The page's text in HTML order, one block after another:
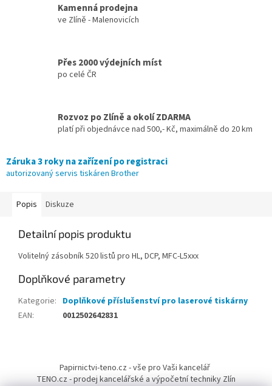
Kamenná prodejna
ve Zlíně - Malenovicích
Přes 2000 výdejních míst
po celé ČR
Rozvoz po Zlíně a okolí ZDARMA
platí při objednávce nad 500,- Kč, maximálně do 20 km
Záruka 3 roky na zařízení po registraci
autorizovaný servis tiskáren Brother
Popis Diskuze
Detailní popis produktu
Volitelný zásobník 520 listů pro HL, DCP, MFC-L5xxx
Doplňkové parametry
Kategorie: Doplňkové příslušenství pro laserové tiskárny
EAN: 0012502642831
Papirnictvi-teno.cz - vše pro Vaši kancelář
TENO.cz - prodej kancelářské a výpočetní techniky Zlín